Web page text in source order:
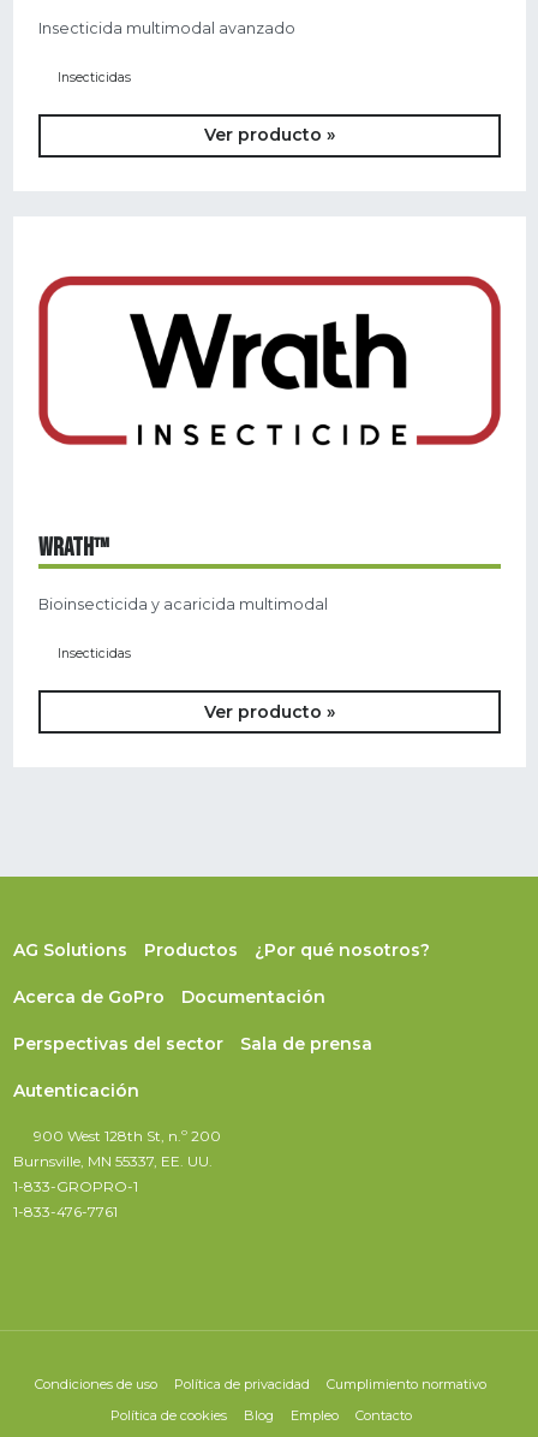
Insecticida multimodal avanzado
Insecticidas
Ver producto »
WRATH™
Bioinsecticida y acaricida multimodal
Insecticidas
Ver producto »
AG Solutions Productos ¿Por qué nosotros?
Acerca de GoPro Documentación
Perspectivas del sector Sala de prensa
Autenticación
900 West 128th St, n.º 200
Burnsville, MN 55337, EE. UU.
1-833-GROPRO-1
1-833-476-7761
Condiciones de uso Política de privacidad
Cumplimiento normativo
Política de cookies
Blog Empleo Contacto